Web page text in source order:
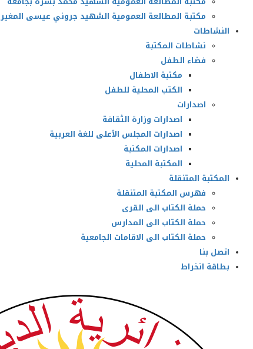
مكتبة المطالعة العمومية الشهيد جروني عيسى المغير
النشاطات
نشاطات المكتبة
فضاء الطفل
مكتبة الاطفال
الكتب المحلية للطفل
اصدارات
اصدارات وزارة الثقافة
اصدارات المجلس الأعلى للغة العربية
اصدارات المكتبة
المكتبة المحلية
المكتبة المتنقلة
فهرس المكتبة المتنقلة
حملة الكتاب الى القرى
حملة الكتاب الى المدارس
حملة الكتاب الى الاقامات الجامعية
اتصل بنا
بطاقة انخراط